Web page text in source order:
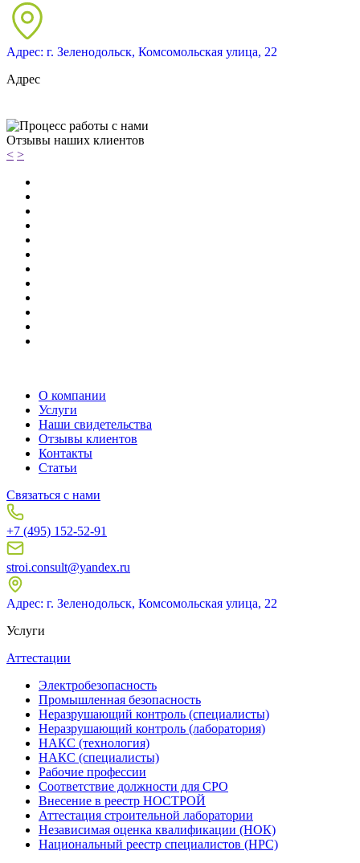
Адрес: г. Зеленодольск, Комсомольская улица, 22
Адрес
Отзывы наших клиентов
< >
О компании
Услуги
Наши свидетельства
Отзывы клиентов
Контакты
Статьи
Связаться с нами
+7 (495) 152-52-91
stroi.consult@yandex.ru
Адрес: г. Зеленодольск, Комсомольская улица, 22
Услуги
Аттестации
Электробезопасность
Промышленная безопасность
Неразрушающий контроль (специалисты)
Неразрушающий контроль (лаборатория)
НАКС (технология)
НАКС (специалисты)
Рабочие профессии
Соответствие должности для СРО
Внесение в реестр НОСТРОЙ
Аттестация строительной лаборатории
Независимая оценка квалификации (НОК)
Национальный реестр специалистов (НРС)